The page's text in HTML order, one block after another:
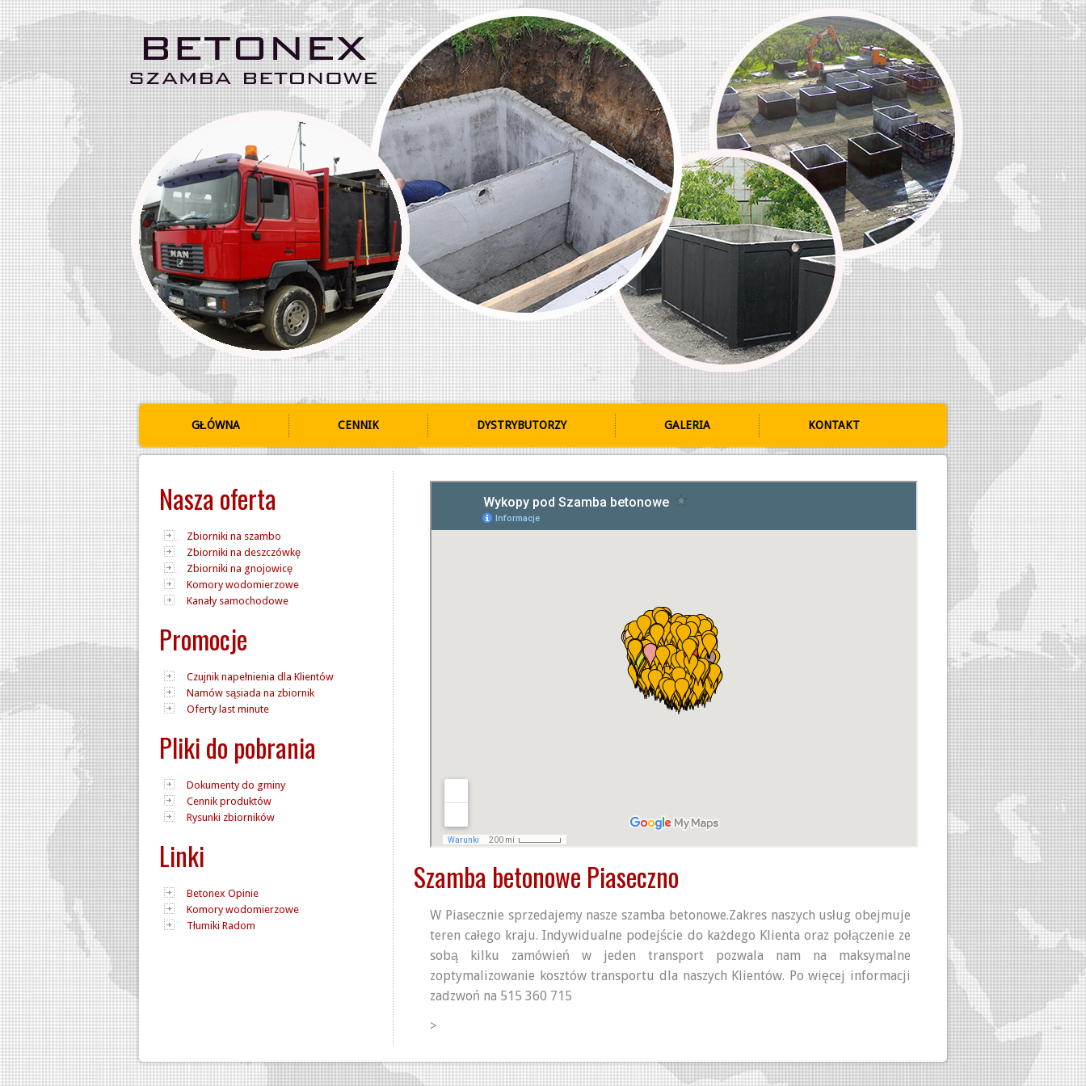
GŁÓWNA CENNIK DYSTRYBUTORZY GALERIA KONTAKT
Nasza oferta
Zbiorniki na szambo
Zbiorniki na deszczówkę
Zbiorniki na gnojowicę
Komory wodomierzowe
Kanały samochodowe
Promocje
Czujnik napełnienia dla Klientów
Namów sąsiada na zbiornik
Oferty last minute
Pliki do pobrania
Dokumenty do gminy
Cennik produktów
Rysunki zbiorników
Linki
Betonex Opinie
Komory wodomierzowe
Tłumiki Radom
Szamba betonowe Piaseczno
W Piasecznie sprzedajemy nasze szamba betonowe.Zakres naszych usług obejmuje
teren całego kraju. Indywidualne podejście do każdego Klienta oraz połączenie ze
sobą kilku zamówień w jeden transport pozwala nam na maksymalne
zoptymalizowanie kosztów transportu dla naszych Klientów. Po więcej informacji
zadzwoń na 515 360 715
>